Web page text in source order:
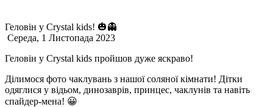
Геловін у Crystal kids! 🎃👻
Середа, 1 Листопада 2023
Геловін у Crystal kids пройшов дуже яскраво!
Ділимося фото чаклувань з нашої соляної кімнати! Дітки
одяглися у відьом, динозаврів, принцес, чаклунів та навіть
спайдер-мена! 😀